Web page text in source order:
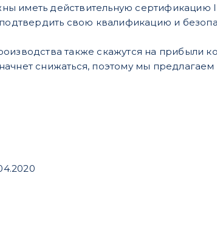
иметь действительную сертификацию
свою квалификацию и
также скажутся на прибыли
снижаться, поэтому мы предлагаем